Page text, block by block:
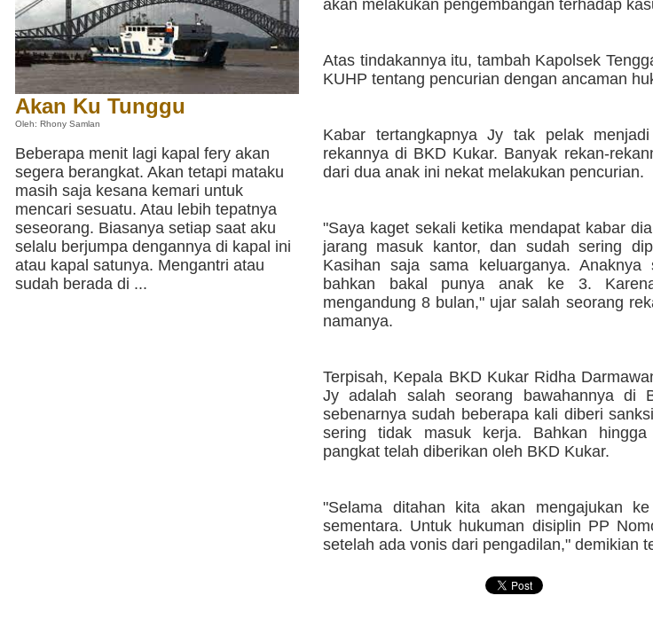
Akan Ku Tunggu
Oleh: Rhony Samlan
Beberapa menit lagi kapal fery akan
segera berangkat. Akan tetapi mataku
masih saja kesana kemari untuk
mencari sesuatu. Atau lebih tepatnya
seseorang. Biasanya setiap saat aku
selalu berjumpa dengannya di kapal ini
atau kapal satunya. Mengantri atau
sudah berada di ...
akan melakukan pengembangan terhadap
Atas tindakannya itu, tambah Kapolsek
KUHP tentang pencurian dengan ancaman
Kabar tertangkapnya Jy tak pelak
rekannya di BKD Kukar. Banyak rekan-
dari dua anak ini nekat melakukan pencurian.
"Saya kaget sekali ketika mendapat kabar
jarang masuk kantor, dan sudah sering
Kasihan saja sama keluarganya.
bahkan bakal punya anak ke 3.
mengandung 8 bulan," ujar salah seorang
namanya.
Terpisah, Kepala BKD Kukar Ridha
Jy adalah salah seorang bawahannya di
sebenarnya sudah beberapa kali diberi
sering tidak masuk kerja. Bahkan hingga
pangkat telah diberikan oleh BKD Kukar.
"Selama ditahan kita akan mengajukan
sementara. Untuk hukuman disiplin PP
setelah ada vonis dari pengadilan," demikian